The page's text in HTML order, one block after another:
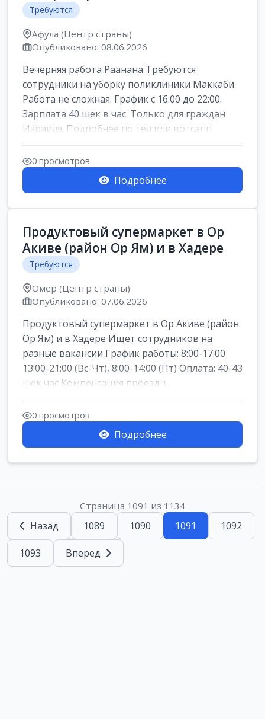
Требуются
Афула (Центр страны)
Опубликовано: 08.06.2026
Вечерняя работа Раанана Требуются
сотрудники на уборку поликлиники Маккаби.
Работа не сложная. График с 16:00 до 22:00.
Зарплата 40 шек в час. Только для граждан
Израиля. Подробнее по тел или вотсапп
0 просмотров
Подробнее
Продуктовый супермаркет в Ор
Акиве (район Ор Ям) и в Хадере
Требуются
Омер (Центр страны)
Опубликовано: 07.06.2026
Продуктовый супермаркет в Ор Акиве (район
Ор Ям) и в Хадере Ищет сотрудников на
разные вакансии График работы: 8:00-17:00
13:00-21:00 (Вс-Чт), 8:00-14:00 (Пт) Оплата: 40-43
шек час Компенсация проездн...
0 просмотров
Подробнее
Страница 1091 из 1134
Назад 1089 1090 1091 1092
1093 Вперед